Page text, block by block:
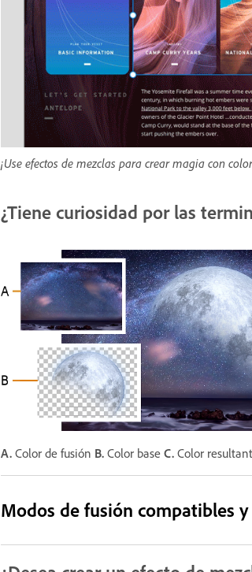
¡Use efectos de mezclas para crear magia con
¿Tiene curiosidad por las
A. Color de fusión B. Color base C. Color
Modos de fusión compatibles